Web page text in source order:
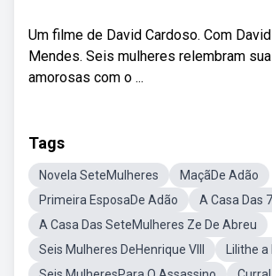
Um filme de David Cardoso. Com
Mendes. Seis mulheres relembram
amorosas com o ...
Tags
Novela SeteMulheres
MaçãDe Adão
Primeira EsposaDe Adão
A Casa Das
A Casa Das SeteMulheres Ze De Abreu
Seis Mulheres DeHenrique VIII
Lilithe